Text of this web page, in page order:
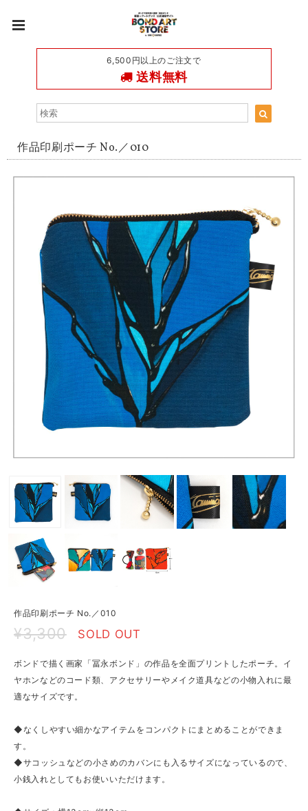
6,500円以上のご注文で
送料無料
作品印刷ポーチ No.／010
作品印刷ポーチ No.／010
¥3,300 SOLD OUT
ボンドで描く画家「冨永ボンド」の作品を全面プリントしたポーチ。イ
ヤホンなどのコード類、アクセサリーやメイク道具などの小物入れに最
適なサイズです。
◆なくしやすい細かなアイテムをコンパクトにまとめることができま
す。
◆サコッシュなどの小さめのカバンにも入るサイズになっているので、
小銭入れとしてもお使いいただけます。